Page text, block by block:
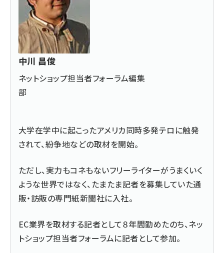
中川 昌俊
ネットショップ担当者フォーラム編集
部
大学在学中に起こったアメリカ同時多発テロに触発
されて、紛争地などの取材を開始。
ただし、実力もコネもないフリーライターがうまくいく
ような世界ではなく、たまたま記者を募集していた通
販・訪販の専門紙新聞社に入社。
EC業界を取材する記者として８年間勤めたのち、ネッ
トショップ担当者フォーラムに記者として参加。